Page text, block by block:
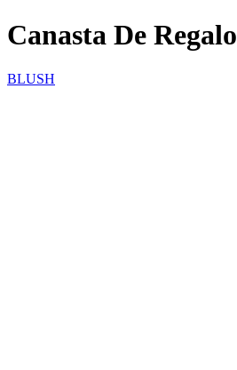
Canasta De Regalo
BLUSH